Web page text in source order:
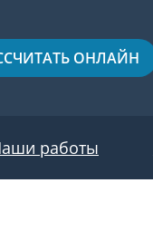
ОНЛАЙН
работы